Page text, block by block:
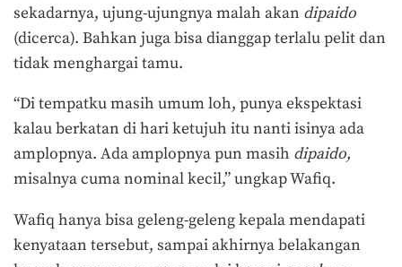
sekadarnya, ujung-ujungnya malah akan dipaido
(dicerca). Bahkan juga bisa dianggap terlalu pelit dan
tidak menghargai tamu.
“Di tempatku masih umum loh, punya ekspektasi
kalau berkatan di hari ketujuh itu nanti isinya ada
amplopnya. Ada amplopnya pun masih dipaido,
misalnya cuma nominal kecil,” ungkap Wafiq.
Wafiq hanya bisa geleng-geleng kepala mendapati
kenyataan tersebut, sampai akhirnya belakangan